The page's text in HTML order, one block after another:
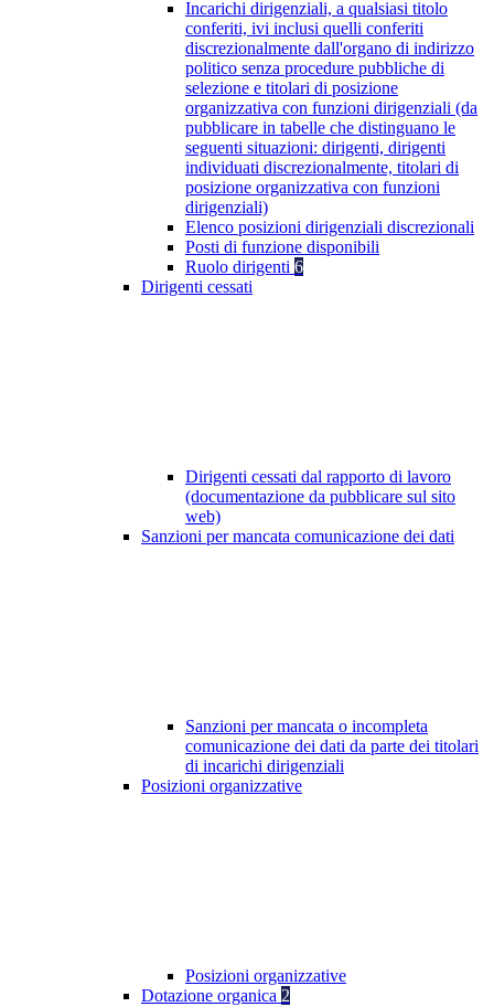
Incarichi dirigenziali, a qualsiasi titolo
conferiti, ivi inclusi quelli conferiti
discrezionalmente dall'organo di indirizzo
politico senza procedure pubbliche di
selezione e titolari di posizione
organizzativa con funzioni dirigenziali (da
pubblicare in tabelle che distinguano le
seguenti situazioni: dirigenti, dirigenti
individuati discrezionalmente, titolari di
posizione organizzativa con funzioni
dirigenziali)
Elenco posizioni dirigenziali discrezionali
Posti di funzione disponibili
Ruolo dirigenti 6
Dirigenti cessati
Dirigenti cessati dal rapporto di lavoro
(documentazione da pubblicare sul sito
web)
Sanzioni per mancata comunicazione dei dati
Sanzioni per mancata o incompleta
comunicazione dei dati da parte dei titolari
di incarichi dirigenziali
Posizioni organizzative
Posizioni organizzative
Dotazione organica 2